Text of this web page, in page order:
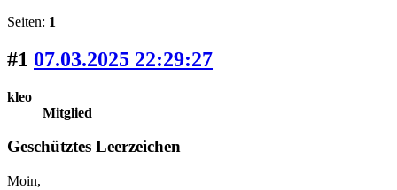
Seiten: 1
#1 07.03.2025 22:29:27
kleo
Mitglied
Geschütztes Leerzeichen
Moin,